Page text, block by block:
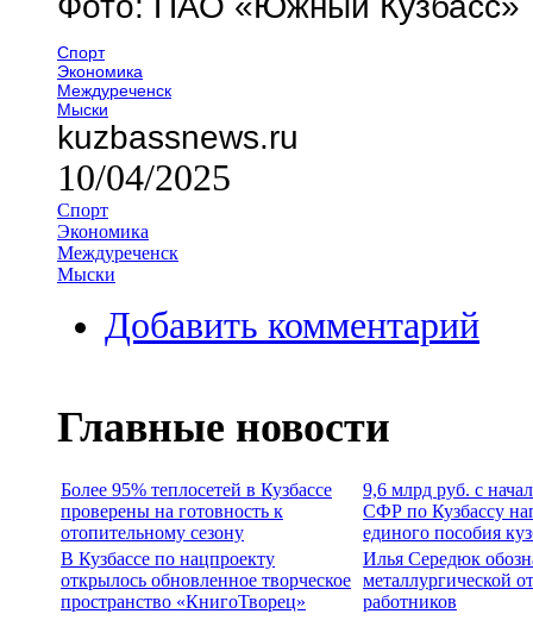
Спорт
Экономика
Междуреченск
Мыски
kuzbassnews.ru
10/04/2025
Спорт
Экономика
Междуреченск
Мыски
Добавить комментарий
Главные новости
Более 95% теплосетей в Кузбассе
проверены на готовность к
отопительному сезону
9,6 млрд руб. с
СФР по Кузбассу
единого пособия
В Кузбассе по нацпроекту
открылось обновленное творческое
пространство «КнигоТворец»
Илья Середюк
металлургической
работников